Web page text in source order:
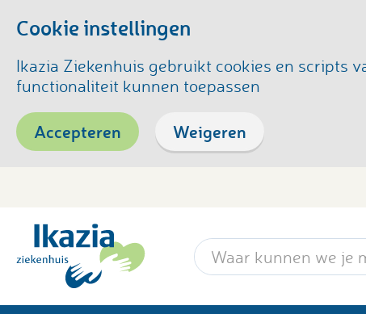
Cookie instellingen
Ikazia Ziekenhuis gebruikt cookies en scripts
functionaliteit kunnen toepassen
Accepteren Weigeren
Zoekwoord